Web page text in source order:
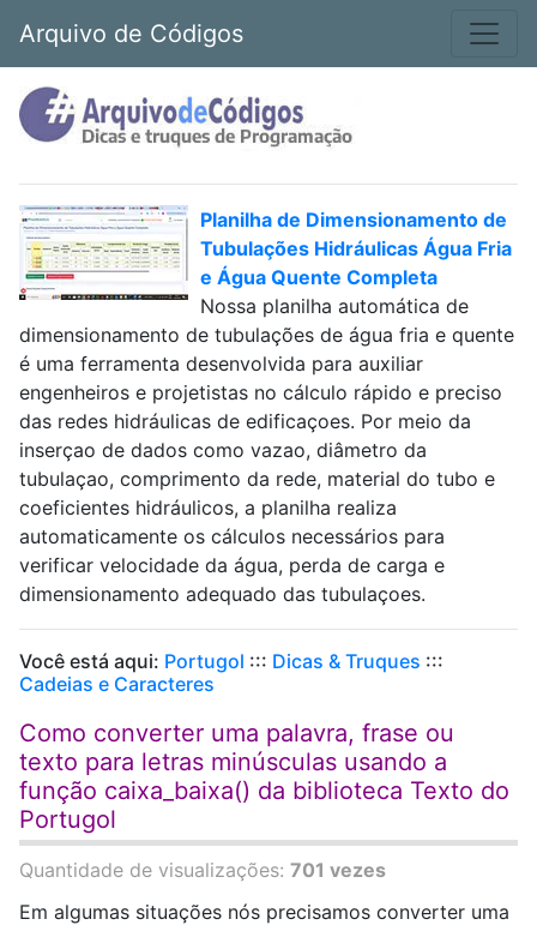
Arquivo de Códigos
Planilha de Dimensionamento de
Tubulações Hidráulicas Água Fria
e Água Quente Completa
Nossa planilha automática de
dimensionamento de tubulações de água fria e quente
é uma ferramenta desenvolvida para auxiliar
engenheiros e projetistas no cálculo rápido e preciso
das redes hidráulicas de edificaçoes. Por meio da
inserçao de dados como vazao, diâmetro da
tubulaçao, comprimento da rede, material do tubo e
coeficientes hidráulicos, a planilha realiza
automaticamente os cálculos necessários para
verificar velocidade da água, perda de carga e
dimensionamento adequado das tubulaçoes.
Você está aqui: Portugol ::: Dicas & Truques :::
Cadeias e Caracteres
Como converter uma palavra, frase ou
texto para letras minúsculas usando a
função caixa_baixa() da biblioteca Texto do
Portugol
Quantidade de visualizações: 701 vezes
Em algumas situações nós precisamos converter uma